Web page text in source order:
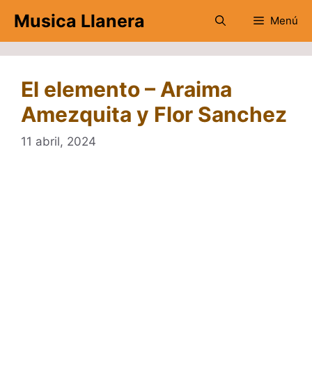
contenido
Musica Llanera Menú
El elemento – Araima
Amezquita y Flor Sanchez
11 abril, 2024